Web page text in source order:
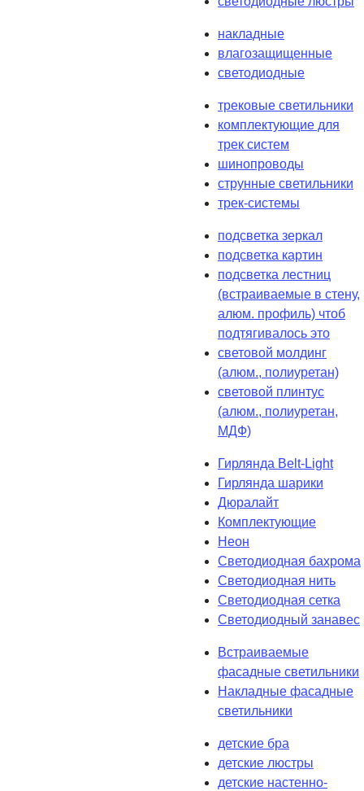
накладные
влагозащищенные
светодиодные
трековые светильники
комплектующие для
трек систем
шинопроводы
струнные светильники
трек-системы
подсветка зеркал
подсветка картин
подсветка лестниц
(встраиваемые в стену,
алюм. профиль) чтоб
подтягивалось это
световой молдинг
(алюм., полиуретан)
световой плинтус
(алюм., полиуретан,
МДФ)
Гирлянда Belt-Light
Гирлянда шарики
Дюралайт
Комплектующие
Неон
Светодиодная бахрома
Светодиодная нить
Светодиодная сетка
Светодиодный занавес
Встраиваемые
фасадные светильники
Накладные фасадные
светильники
детские бра
детские люстры
детские настенно-